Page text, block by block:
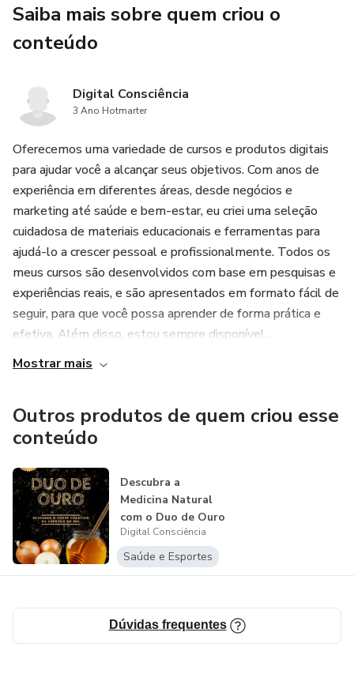
4. Abordagem didática e acessível: O curso foi
desenvolvido de forma didática e acessível, tornando-o
conhecimento. Os conceitos são explicados de maneira
clara e objetiva, facilitando o aprendizado.
5. Resultados consistentes: O curso tem como objetivo
ajudar os investidores a maximizar seus lucros a longo
prazo e obter resultados consistentes no mercado de
ações. As técnicas avançadas de gestão de risco, alocação
de carteira e investimentos em produtos derivados
ensinadas no curso são fundamentais para alcançar esse
objetivo.
Saiba mais sobre quem criou o
conteúdo
Digital Consciência
3 Ano Hotmarter
Oferecemos uma variedade de cursos e produtos digitais
para ajudar você a alcançar seus objetivos. Com anos de
experiência em diferentes áreas, desde negócios e
marketing até saúde e bem-estar, eu criei uma seleção
cuidadosa de materiais educacionais e ferramentas para
ajudá-lo a crescer pessoal e profissionalmente. Todos os
meus cursos são desenvolvidos com base em pesquisas e
experiências reais, e são apresentados em formato fácil de
seguir, para que você possa aprender de forma prática e
efetiva. Além disso, estou sempre disponível...
Mostrar mais
Outros produtos de quem criou esse
conteúdo
Descubra a
Medicina Natural
com o Duo de Ouro
Digital Consciência
Saúde e Esportes
Dúvidas frequentes